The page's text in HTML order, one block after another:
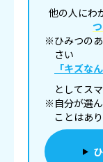
他の人にわ
※ひみつの
さい
「キズな
としてス
※自分が選
ことはあ